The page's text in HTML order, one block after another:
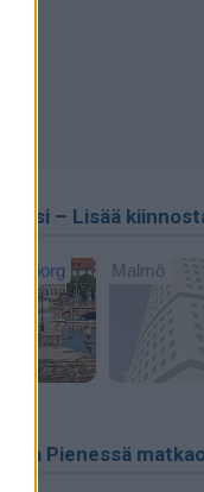
Ruotsi – Lisää
Göteborg Malmö
Uutta Pienessä